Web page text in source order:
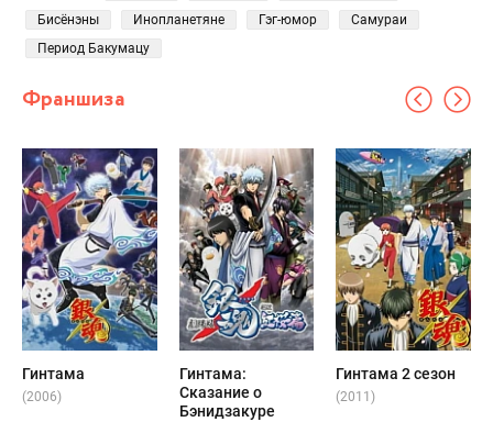
Бисёнэны
Инопланетяне Гэг-юмор
Самураи
Период Бакумацу
Франшиза
Гинтама
(2006)
Гинтама:
Сказание о
Бэнидзакуре
Гинтама 2 сезон
(2011)